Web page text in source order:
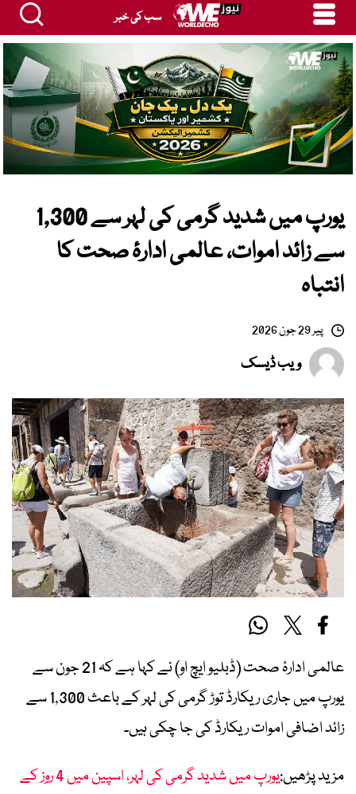
سب کی خبر
یورپ میں شدید گرمی کی لہر سے 1,300
سے زائد اموات، عالمی ادارۂ صحت کا
انتباہ
پیر 29 جون 2026
ویب ڈیسک
عالمی ادارۂ صحت (ڈبلیو ایچ او) نے کہا ہے کہ 21 جون سے
یورپ میں جاری ریکارڈ توڑ گرمی کی لہر کے باعث 1,300 سے
زائد اضافی اموات ریکارڈ کی جا چکی ہیں۔
مزید پڑھیں:
یورپ میں شدید گرمی کی لہر، اسپین میں 4 روز کے